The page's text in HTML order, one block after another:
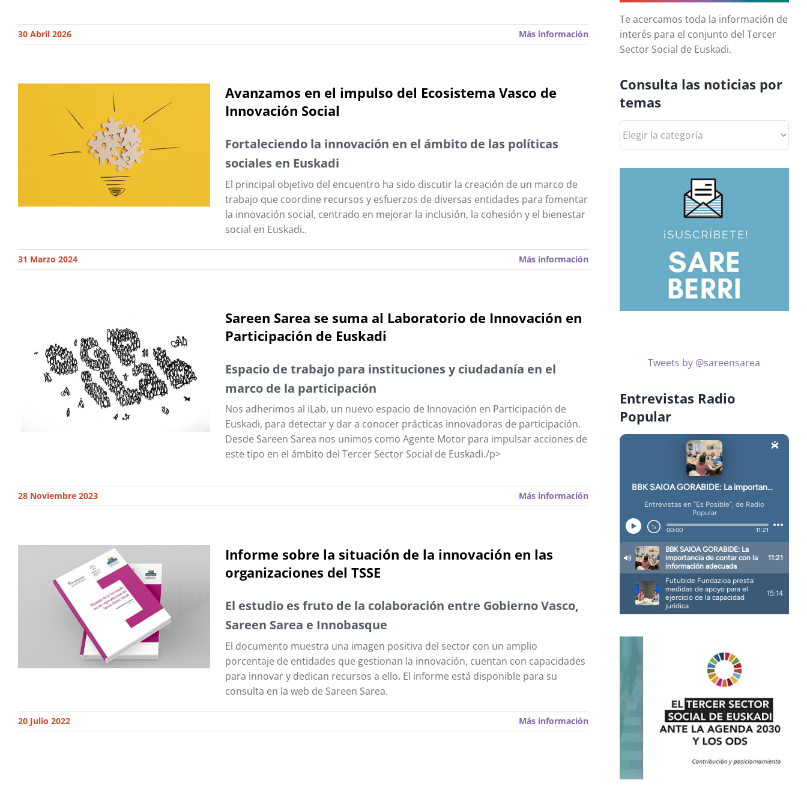
30 Abril 2026 Más información
Avanzamos en el impulso del Ecosistema Vasco de
Innovación Social
Fortaleciendo la innovación en el ámbito de las políticas
sociales en Euskadi
El principal objetivo del encuentro ha sido discutir la creación de un marco de
trabajo que coordine recursos y esfuerzos de diversas entidades para fomentar
la innovación social, centrado en mejorar la inclusión, la cohesión y el bienestar
social en Euskadi..
31 Marzo 2024 Más información
Sareen Sarea se suma al Laboratorio de Innovación en
Participación de Euskadi
Espacio de trabajo para instituciones y ciudadanía en el
marco de la participación
Nos adherimos al iLab, un nuevo espacio de Innovación en Participación de
Euskadi, para detectar y dar a conocer prácticas innovadoras de participación.
Desde Sareen Sarea nos unimos como Agente Motor para impulsar acciones de
este tipo en el ámbito del Tercer Sector Social de Euskadi./p>
28 Noviembre 2023 Más información
Informe sobre la situación de la innovación en las
organizaciones del TSSE
El estudio es fruto de la colaboración entre Gobierno Vasco,
Sareen Sarea e Innobasque
El documento muestra una imagen positiva del sector con un amplio
porcentaje de entidades que gestionan la innovación, cuentan con capacidades
para innovar y dedican recursos a ello. El informe está disponible para su
consulta en la web de Sareen Sarea.
20 Julio 2022 Más información
Te acercamos toda la información de
interés para el conjunto del Tercer
Sector Social de Euskadi.
Consulta las noticias por
temas
las
por
Tweets by @sareensarea
Entrevistas Radio
Popular